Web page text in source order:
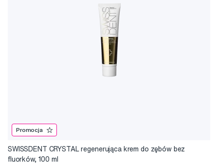
Promocja
SWISSDENT CRYSTAL regenerująca krem do zębów bez
fluorków, 100 ml